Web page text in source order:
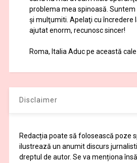
problema mea spinoasă.
şi mulţumiti. Apelaţi cu încredere
ajutat enorm, recunosc sincer!
Bella
Roma, Italia Aduc pe această
Disclaimer
Redacția poate să folosească poze
ilustrează un anumit discurs
dreptul de autor. Se va menționa